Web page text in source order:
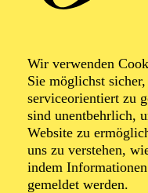
Wir verwenden
Sie möglichst
serviceorientiert zu
sind unentbehrlich,
Website zu
uns zu verstehen,
indem
gemeldet werden.
Der
Ballett in zwei
Musik von Erich
Rachmaninow, Dmitri